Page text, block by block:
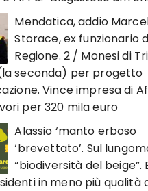
Mendatica, addio
Storace, ex funzionario
Regione. 2 / Monesi di
seconda) per progetto
Vince impresa di
per 320 mila euro
Alassio ‘manto erboso
‘brevettato’. Sul
“biodiversità del beige”.
in meno più qualità